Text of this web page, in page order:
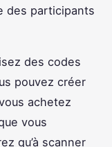
des participants
des codes
pouvez créer
achetez
vous
qu’à scanner